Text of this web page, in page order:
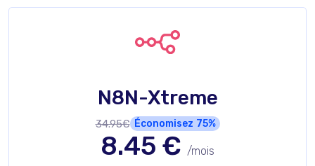
N8N-Xtreme
34.95€ Économisez 75%
8.45 € /mois